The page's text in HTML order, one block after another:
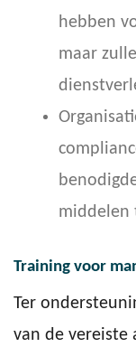
hebben
maar
middelen
Training voor
Ter
van de vereiste